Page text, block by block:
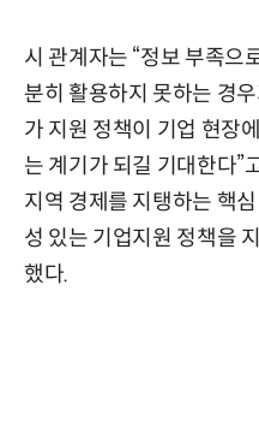
시 관계자는 “정보 부족으
분히 활용하지 못하는 경
가 지원 정책이 기업 현장
는 계기가 되길 기대한다”
지역 경제를 지탱하는 핵
성 있는 기업지원 정책을
했다.